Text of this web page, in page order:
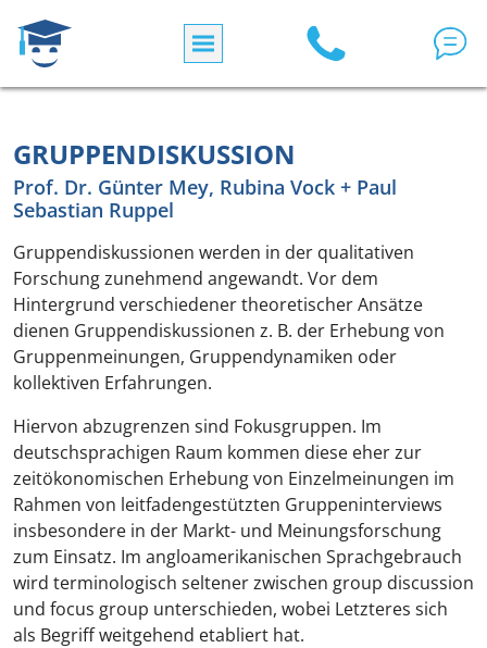
GRUPPENDISKUSSION
Prof. Dr. Günter Mey, Rubina Vock + Paul
Sebastian Ruppel
Gruppendiskussionen werden in der qualitativen
Forschung zunehmend angewandt. Vor dem
Hintergrund verschiedener theoretischer Ansätze
dienen Gruppendiskussionen z. B. der Erhebung von
Gruppenmeinungen, Gruppendynamiken oder
kollektiven Erfahrungen.
Hiervon abzugrenzen sind Fokusgruppen. Im
deutschsprachigen Raum kommen diese eher zur
zeitökonomischen Erhebung von Einzelmeinungen im
Rahmen von leitfadengestützten Gruppeninterviews
insbesondere in der Markt- und Meinungsforschung
zum Einsatz. Im angloamerikanischen Sprachgebrauch
wird terminologisch seltener zwischen group discussion
und focus group unterschieden, wobei Letzteres sich
als Begriff weitgehend etabliert hat.